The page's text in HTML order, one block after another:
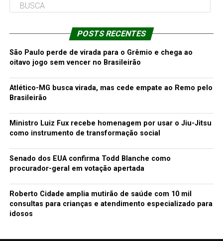
POSTS RECENTES
São Paulo perde de virada para o Grêmio e chega ao
oitavo jogo sem vencer no Brasileirão
Atlético-MG busca virada, mas cede empate ao Remo pelo
Brasileirão
Ministro Luiz Fux recebe homenagem por usar o Jiu-Jitsu
como instrumento de transformação social
Senado dos EUA confirma Todd Blanche como
procurador-geral em votação apertada
Roberto Cidade amplia mutirão de saúde com 10 mil
consultas para crianças e atendimento especializado para
idosos